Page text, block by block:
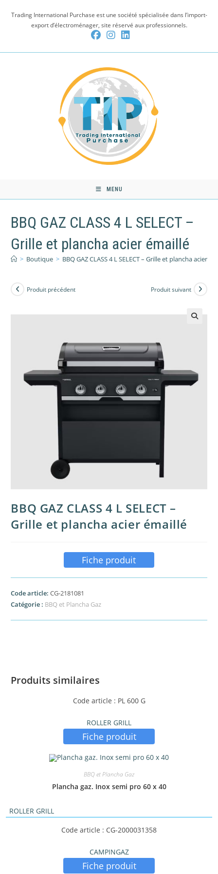
Trading International Purchase est une société spécialisée dans l’import-
export d’électroménager, site réservé aux professionnels.
MENU
BBQ GAZ CLASS 4 L SELECT –
Grille et plancha acier émaillé
> Boutique > BBQ GAZ CLASS 4 L SELECT – Grille et plancha acier
Produit précédent Produit suivant
BBQ GAZ CLASS 4 L SELECT –
Grille et plancha acier émaillé
Fiche produit
Code article:CG-2181081
Catégorie : BBQ et Plancha Gaz
Produits similaires
Code article : PL 600 G
ROLLER GRILL
Fiche produit
BBQ et Plancha Gaz
Plancha gaz. Inox semi pro 60 x 40
ROLLER GRILL
Code article : CG-2000031358
CAMPINGAZ
Fiche produit